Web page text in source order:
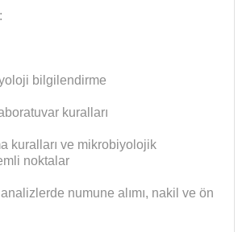
bilgilendirme
kuralları
kuralları ve mikrobiyolojik
noktalar
numune alımı, nakil ve ön